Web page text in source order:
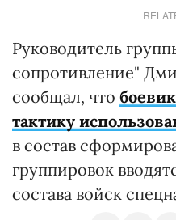
Руководитель
сопротивление"
сообщал, что
тактику
в состав
группировок
состава войск